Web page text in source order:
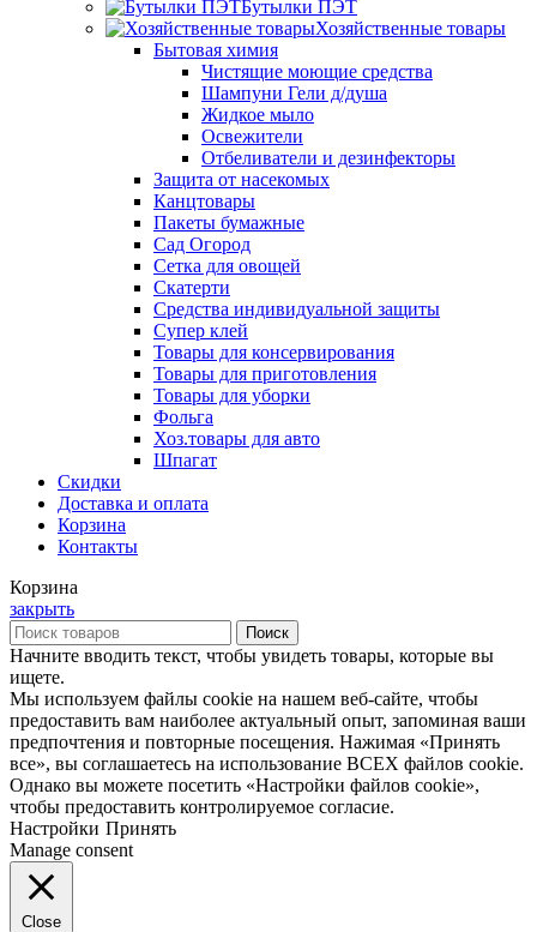
Бутылки ПЭТ
Хозяйственные товары
Бытовая химия
Чистящие моющие средства
Шампуни Гели д/душа
Жидкое мыло
Освежители
Отбеливатели и дезинфекторы
Защита от насекомых
Канцтовары
Пакеты бумажные
Сад Огород
Сетка для овощей
Скатерти
Средства индивидуальной защиты
Супер клей
Товары для консервирования
Товары для приготовления
Товары для уборки
Фольга
Хоз.товары для авто
Шпагат
Скидки
Доставка и оплата
Корзина
Контакты
Корзина
закрыть
Поиск
Начните вводить текст, чтобы увидеть товары, которые вы
ищете.
Мы используем файлы cookie на нашем веб-сайте, чтобы
предоставить вам наиболее актуальный опыт, запоминая ваши
предпочтения и повторные посещения. Нажимая «Принять
все», вы соглашаетесь на использование ВСЕХ файлов cookie.
Однако вы можете посетить «Настройки файлов cookie»,
чтобы предоставить контролируемое согласие.
Настройки Принять
Manage consent
Close